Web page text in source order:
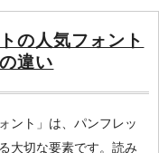
の人気フォント
違い
ント」は、パンフレッ
大切な要素です。読み